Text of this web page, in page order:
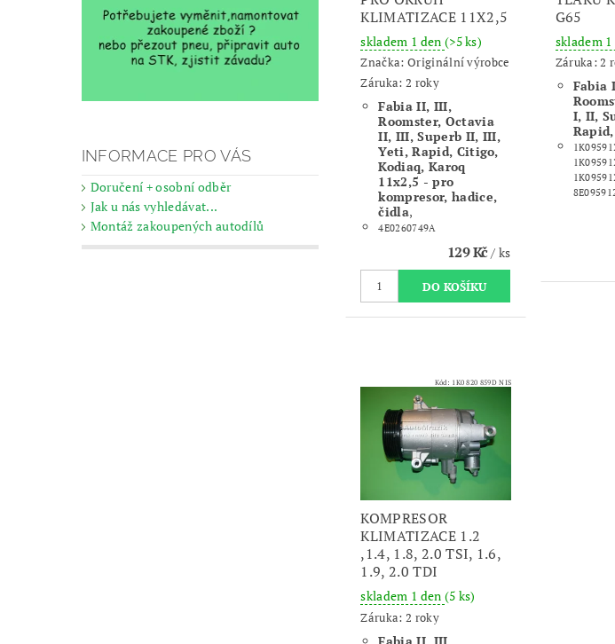
INFORMACE PRO VÁS
Doručení + osobní odběr
Jak u nás vyhledávat...
Montáž zakoupených autodílů
KLIMATIZACE 11X2,5
skladem 1 den (>5 ks)
Značka: Originální výrobce
Záruka: 2 roky
Fabia II, III,
Roomster, Octavia
II, III, Superb II, III,
Yeti, Rapid, Citigo,
Kodiaq, Karoq
11x2,5 - pro
kompresor, hadice,
čidla,
4E0260749A
129 Kč/ ks
G65
skladem
Záruka: 2
Fabia
I, II,
Kód: 1K0 820 859D NIS
KOMPRESOR
KLIMATIZACE 1.2
,1.4, 1.8, 2.0 TSI, 1.6,
1.9, 2.0 TDI
skladem 1 den (5 ks)
Záruka: 2 roky